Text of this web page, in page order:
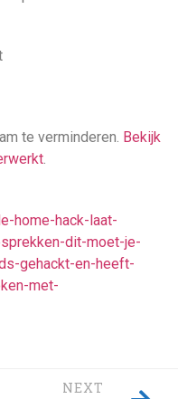
te verminderen. Bekijk
.
home-hack-laat-
dit-moet-je-
gehackt-en-heeft-
met-
NEXT